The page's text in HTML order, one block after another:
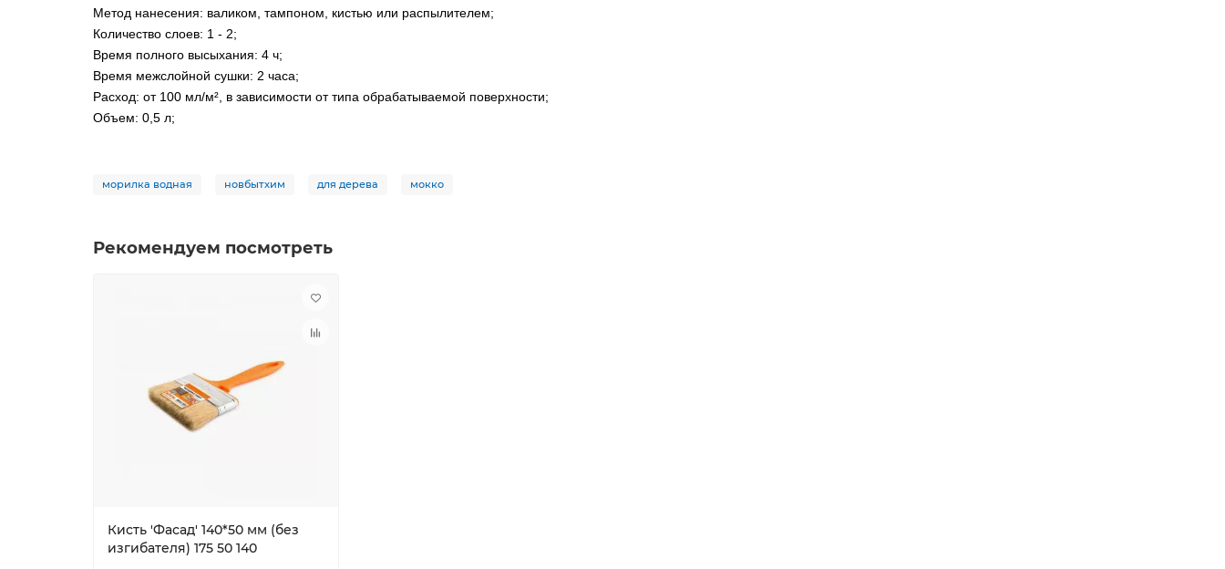
Метод нанесения: валиком, тампоном, кистью или распылителем;
Количество слоев: 1 - 2;
Время полного высыхания: 4 ч;
Время межслойной сушки: 2 часа;
Расход: от 100 мл/м², в зависимости от типа обрабатываемой поверхности;
Объем: 0,5 л;
морилка водная новбытхим для дерева мокко
Рекомендуем посмотреть
Кисть 'Фасад' 140*50 мм (без
изгибателя) 175 50 140